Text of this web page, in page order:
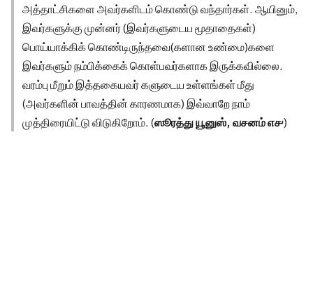
அத்தாட்சிகளை அவர்களிடம் கொண்டு வந்தார்கள். ஆயினும்,
இவர்களுக்கு முன்னர் (இவர்களுடைய மூதாதைகள்)
பொய்யாக்கிக் கொண்டிருந்தவை(களான உண்மை)களை
இவர்களும் நம்பிக்கைக் கொள்பவர்களாக இருக்கவில்லை.
வரம்பு மீறும் இத்தகையவர் களுடைய உள்ளங்கள் மீது
(அவர்களின் பாவத்தின் காரணமாக) இவ்வாறே நாம்
முத்திரையிட்டு விடுகிறோம். (ஸூரத்து யூனுஸ், வசனம் ௭௪)